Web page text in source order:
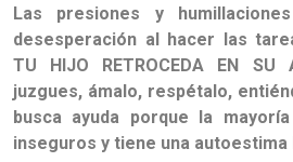
Las presiones y
desesperación al hacer las
TU HIJO RETROCEDA EN SU
juzgues, ámalo, respétalo,
busca ayuda porque la
inseguros y tiene una autoestima